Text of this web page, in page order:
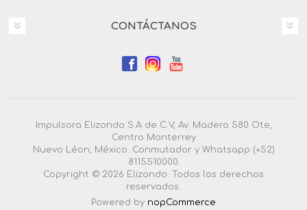
CONTÁCTANOS
Impulsora Elizondo S.A de C.V, Av. Madero 580 Ote,
Centro Monterrey
Nuevo Léon, México. Conmutador y Whatsapp (+52)
8115510000.
Copyright © 2026 Elizondo. Todos los derechos
reservados.
Powered by nopCommerce